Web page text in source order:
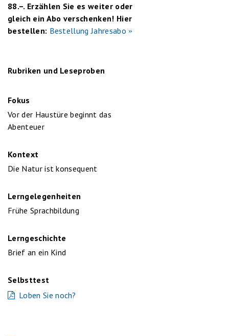
88.–. Erzählen Sie es weiter oder
gleich ein Abo verschenken! Hier
bestellen: Bestellung Jahresabo
Rubriken und Leseproben
Fokus
Vor der Haustüre beginnt das
Abenteuer
Kontext
Die Natur ist konsequent
Lerngelegenheiten
Frühe Sprachbildung
Lerngeschichte
Brief an ein Kind
Selbsttest
Loben Sie noch?